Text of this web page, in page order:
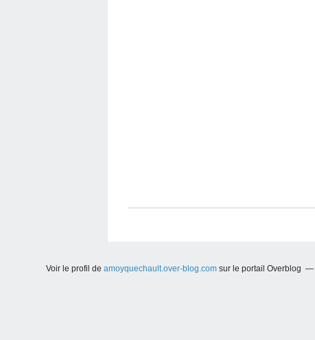
Voir le profil de amoyquechault.over-blog.comsur le portail Overblog